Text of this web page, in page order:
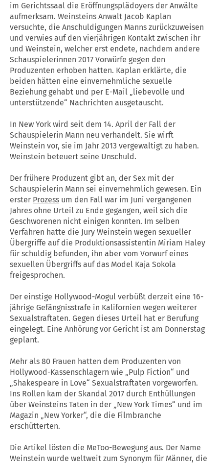
im Gerichtssaal die Eröffnungsplädoyers der Anwälte
aufmerksam. Weinsteins Anwalt Jacob Kaplan
versuchte, die Anschuldigungen Manns zurückzuweisen
und verwies auf den vierjährigen Kontakt zwischen ihr
und Weinstein, welcher erst endete, nachdem andere
Schauspielerinnen 2017 Vorwürfe gegen den
Produzenten erhoben hatten. Kaplan erklärte, die
beiden hätten eine einvernehmliche sexuelle
Beziehung gehabt und per E-Mail „liebevolle und
unterstützende“ Nachrichten ausgetauscht.
In New York wird seit dem 14. April der Fall der
Schauspielerin Mann neu verhandelt. Sie wirft
Weinstein vor, sie im Jahr 2013 vergewaltigt zu haben.
Weinstein beteuert seine Unschuld.
Der frühere Produzent gibt an, der Sex mit der
Schauspielerin Mann sei einvernehmlich gewesen. Ein
erster Prozess um den Fall war im Juni vergangenen
Jahres ohne Urteil zu Ende gegangen, weil sich die
Geschworenen nicht einigen konnten. Im selben
Verfahren hatte die Jury Weinstein wegen sexueller
Übergriffe auf die Produktionsassistentin Miriam Haley
für schuldig befunden, ihn aber vom Vorwurf eines
sexuellen Übergriffs auf das Model Kaja Sokola
freigesprochen.
Der einstige Hollywood-Mogul verbüßt derzeit eine 16-
jährige Gefängnisstrafe in Kalifornien wegen weiterer
Sexualstraftaten. Gegen dieses Urteil hat er Berufung
eingelegt. Eine Anhörung vor Gericht ist am Donnerstag
geplant.
Mehr als 80 Frauen hatten dem Produzenten von
Hollywood-Kassenschlagern wie „Pulp Fiction“ und
„Shakespeare in Love“ Sexualstraftaten vorgeworfen.
Ins Rollen kam der Skandal 2017 durch Enthüllungen
über Weinsteins Taten in der „New York Times“ und im
Magazin „New Yorker“, die die Filmbranche
erschütterten.
Die Artikel lösten die MeToo-Bewegung aus. Der Name
Weinstein wurde weltweit zum Synonym für Männer, die